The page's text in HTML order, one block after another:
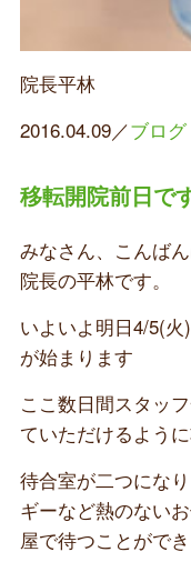
院長平林
2016.04.09／ブログ
移転開院前日で
みなさん、こんばん
院長の平林です。
いよいよ明日4/5(
が始まります
ここ数日間スタッ
ていただけるよう
待合室が二つにな
ギーなど熱のない
屋で待つことがで